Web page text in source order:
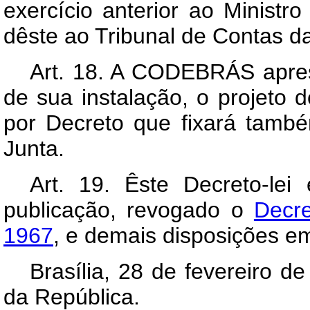
exercício anterior ao
dêste ao Tribunal de Contas
Art. 18. A CODEBRÁS
de sua instalação, o projeto
por Decreto que fixará
Junta.
Art. 19. Êste Decreto-
publicação, revogado o
1967, e demais disposições
Brasília, 28 de fevereiro
da República.